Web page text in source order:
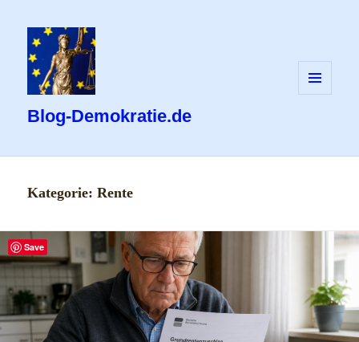
Blog-Demokratie.de
Kategorie:Rente
Save